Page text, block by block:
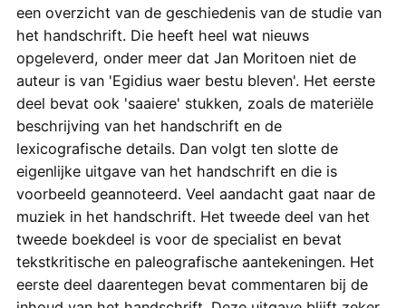
een overzicht van de geschiedenis van de studie van
het handschrift. Die heeft heel wat nieuws
opgeleverd, onder meer dat Jan Moritoen niet de
auteur is van 'Egidius waer bestu bleven'. Het eerste
deel bevat ook 'saaiere' stukken, zoals de materiële
beschrijving van het handschrift en de
lexicografische details. Dan volgt ten slotte de
eigenlijke uitgave van het handschrift en die is
voorbeeld geannoteerd. Veel aandacht gaat naar de
muziek in het handschrift. Het tweede deel van het
tweede boekdeel is voor de specialist en bevat
tekstkritische en paleografische aantekeningen. Het
eerste deel daarentegen bevat commentaren bij de